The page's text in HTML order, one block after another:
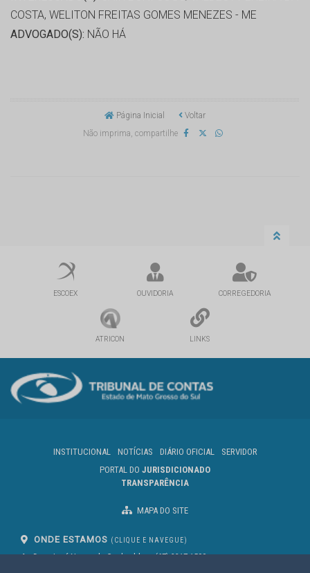
COSTA, WELITON FREITAS GOMES MENEZES - ME
ADVOGADO(S): NÃO HÁ
Página Inicial
Voltar
Não imprima, compartilhe
ESCOEX OUVIDORIA CORREGEDORIA
ATRICON LINKS
INSTITUCIONAL NOTÍCIAS DIÁRIO OFICIAL
SERVIDOR
PORTAL DO JURISDICIONADO
TRANSPARÊNCIA
MAPA DO SITE
ONDE ESTAMOS (CLIQUE E NAVEGUE)
Av. Des. José Nunes da Cunha, bloco(67) 3317-1500